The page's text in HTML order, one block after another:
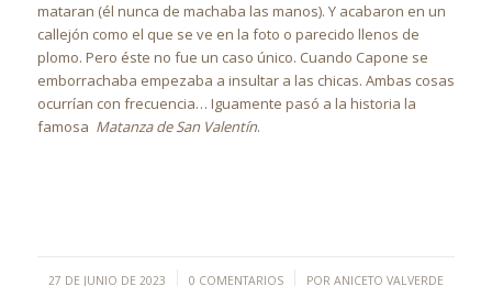
mataran (él nunca de machaba las manos). Y acabaron en un
callejón como el que se ve en la foto o parecido llenos de
plomo. Pero éste no fue un caso único. Cuando Capone se
emborrachaba empezaba a insultar a las chicas. Ambas cosas
ocurrían con frecuencia… Iguamente pasó a la historia la
famosa Matanza de San Valentín.
27 DE JUNIO DE 2023
/ 0 COMENTARIOS
/ POR ANICETO VALVERDE